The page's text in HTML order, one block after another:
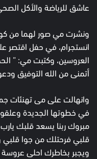
عاشق للرياضة والأكل
ونشرت مي صور لهما من
انستجرام، في حفل اقتصر
العروسين، وكتبت مي: ”
أتمنى من الله التوفيق
وانهالت على مى تهنئات
في خطوتها الجديدة
مبروك ربنا يسعد قلبك
قلبي فرحتلك من جوا
ويجبر بخاطرك احلى عروسة